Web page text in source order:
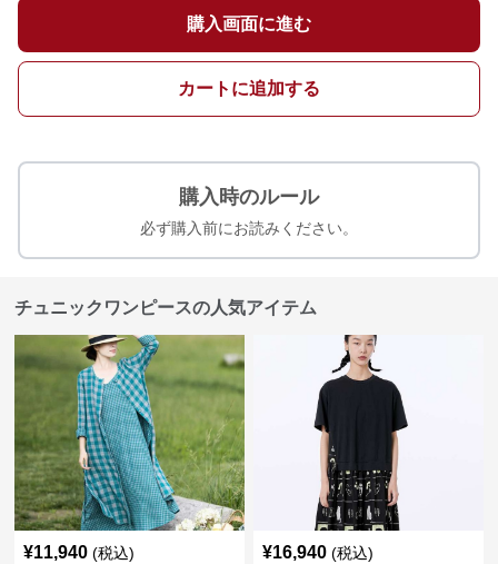
購入画面に進む
カートに追加する
購入時のルール
必ず購入前にお読みください。
チュニックワンピースの人気アイテム
¥11,940 (税込) ¥16,940 (税込)